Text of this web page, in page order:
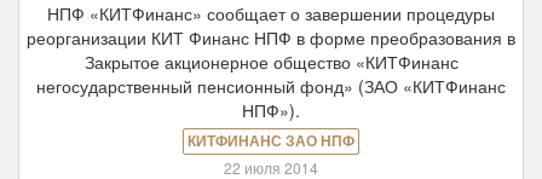
НПФ «КИТФинанс» сообщает о завершении процедуры
реорганизации КИТ Финанс НПФ в форме преобразования в
Закрытое акционерное общество «КИТФинанс
негосударственный пенсионный фонд» (ЗАО «КИТФинанс
НПФ»).
КИТФИНАНС ЗАО НПФ
22 июля 2014